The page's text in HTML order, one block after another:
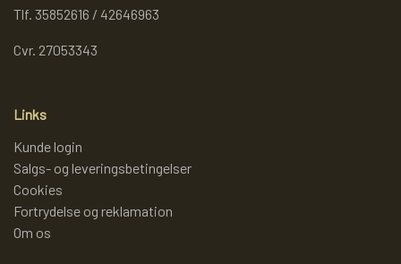
Tlf. 35852616 / 42646963
Cvr. 27053343
Links
Kunde login
Salgs- og leveringsbetingelser
Cookies
Fortrydelse og reklamation
Om os